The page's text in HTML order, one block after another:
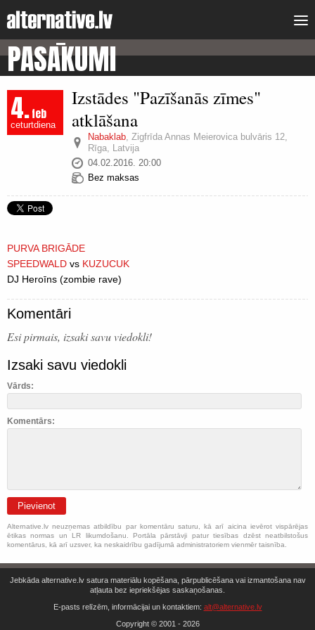
PASĀKUMI
4.feb
ceturtdiena
Izstādes "Pazīšanās zīmes"
atklāšana
Nabaklab, Zigfrīda Annas Meierovica bulvāris 12,
Rīga, Latvija
04.02.2016. 20:00
Bez maksas
PURVA BRIGĀDE
SPEEDWALD vs KUZUCUK
DJ Heroīns (zombie rave)
Komentāri
Esi pirmais, izsaki savu viedokli!
Izsaki savu viedokli
Vārds:
Komentārs:
Pievienot
Alternative.lv neuzņemas atbildību par komentāru saturu, kā arī aicina ievērot vispārējas
ētikas normas un LR likumdošanu. Portāla pārstāvji patur tiesības dzēst neatbilstošus
komentārus, kā arī uzsver, ka neskaidrību gadījumā administratoriem vienmēr taisnība.
Jebkāda alternative.lv satura materiālu kopēšana, pārpublicēšana vai izmantošana nav
atļauta bez iepriekšējas saskaņošanas.
E-pasts relīzēm, informācijai un kontaktiem: alt@alternative.lv
Copyright © 2001 - 2026